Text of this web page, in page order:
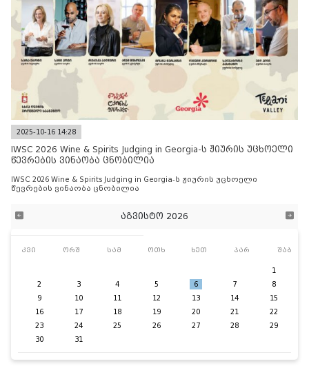
2025-10-16 14:28
IWSC 2026 Wine & Spirits Judging in Georgia-ს ჟიურის უცხოელი
წევრების ვინაობა ცნობილია
IWSC 2026 Wine & Spirits Judging in Georgia-ს ჟიურის უცხოელი
წევრების ვინაობა ცნობილია
აგვისტო 2026
კვი ორშ სამ ოთხ ხუთ პარ შაბ
1
2
3 4 5 6 7
8
9
10 11 12 13 14
15
16
17 18 19 20 21
22
23
24 25 26 27 28
29
30
31